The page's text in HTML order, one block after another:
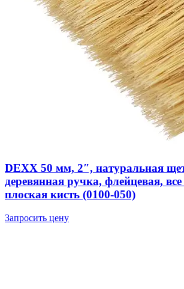
DEXX 50 мм, 2″, натуральная
деревянная ручка, флейцевая,
плоская кисть (0100-050)
Запросить цену